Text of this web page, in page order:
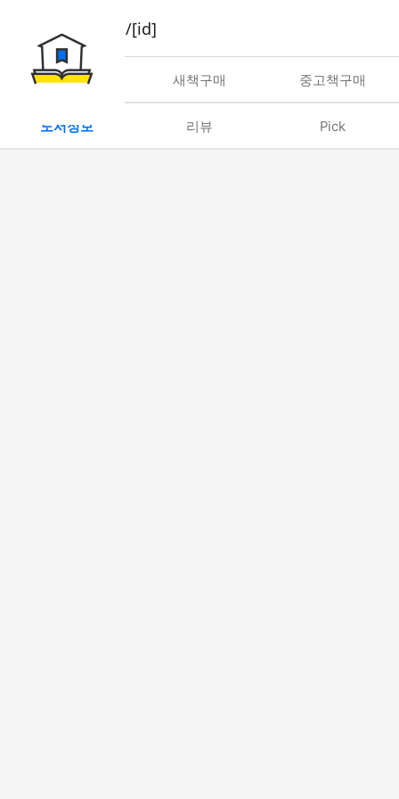
book/rent/[id]
대여 새책구매 중고책구매
도서정보 리뷰 Pick